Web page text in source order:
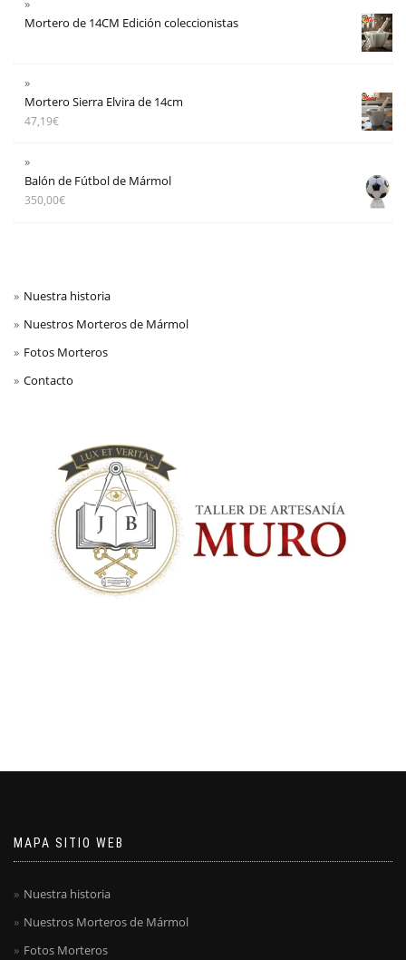
Mortero de 14CM Edición coleccionistas
Mortero Sierra Elvira de 14cm
47,19€
Balón de Fútbol de Mármol
350,00€
Nuestra historia
Nuestros Morteros de Mármol
Fotos Morteros
Contacto
MAPA SITIO WEB
Nuestra historia
Nuestros Morteros de Mármol
Fotos Morteros